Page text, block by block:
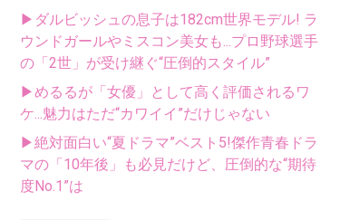
▶ダルビッシュの息子は182cm世界モデル! ラ
ウンドガールやミスコン美女も...プロ野球選手
の「2世」が受け継ぐ“圧倒的スタイル”
▶めるるが「女優」として高く評価されるワ
ケ...魅力はただ“カワイイ”だけじゃない
▶絶対面白い“夏ドラマ”ベスト5!傑作青春ドラ
マの「10年後」も必見だけど、圧倒的な“期待
度No.1”は